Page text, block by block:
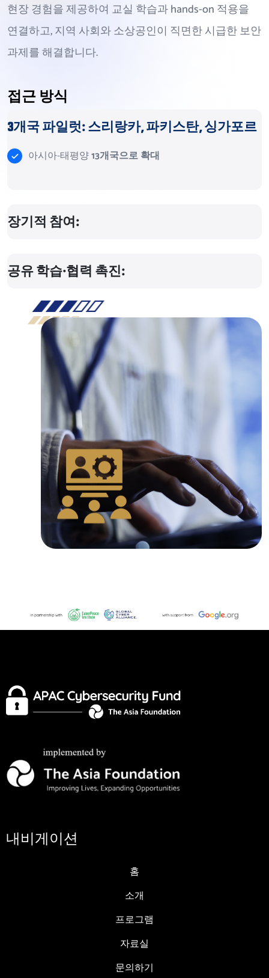
현장 경험을 제공하여 교실 학습과 hands-on 적용을
연결하고, 지역 사회와 소상공인이 직면한 시급한 보안
과제를 해결합니다.
접근 방식
3개국 파일럿: 스리랑카, 파키스탄, 싱가포르
아시아-태평양13개국으로 확대
장기적 참여:
공유 학습·협력 촉진:
내비게이션
홈
⁠소개
⁠프로그램
자료실
문의하기